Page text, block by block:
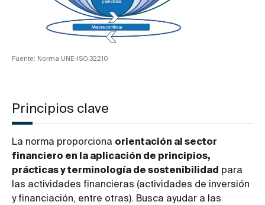
Fuente: Norma UNE-ISO 32210
Principios clave
La norma proporciona orientación al sector
financiero en la aplicación de principios,
prácticas y terminología de sostenibilidad para
las actividades financieras (actividades de inversión
y financiación, entre otras). Busca ayudar a las